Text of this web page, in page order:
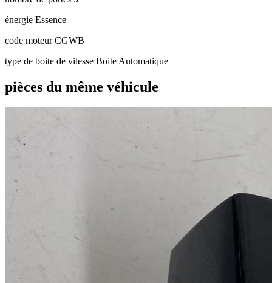
énergie Essence
code moteurCGWB
type de boite de vitesse Boite Automatique
pièces du même véhicule